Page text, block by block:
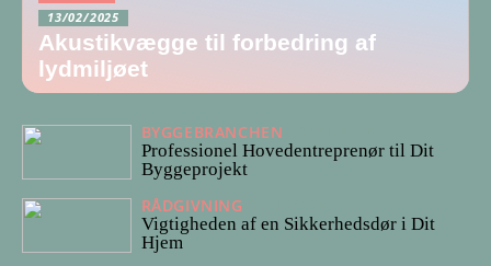
13/02/2025
Akustikvægge til forbedring af
lydmiljøet
BYGGEBRANCHEN
Professionel Hovedentreprenør til Dit
Byggeprojekt
RÅDGIVNING
Vigtigheden af en Sikkerhedsdør i Dit
Hjem